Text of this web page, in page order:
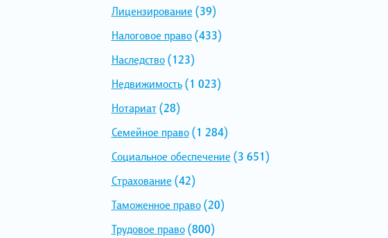
Лицензирование (39)
Налоговое право(433)
Наследство(123)
Недвижимость(1 023)
Нотариат(28)
Семейное право(1 284)
Социальное обеспечение (3 651)
Страхование (42)
Таможенное право(20)
Трудовое право(800)